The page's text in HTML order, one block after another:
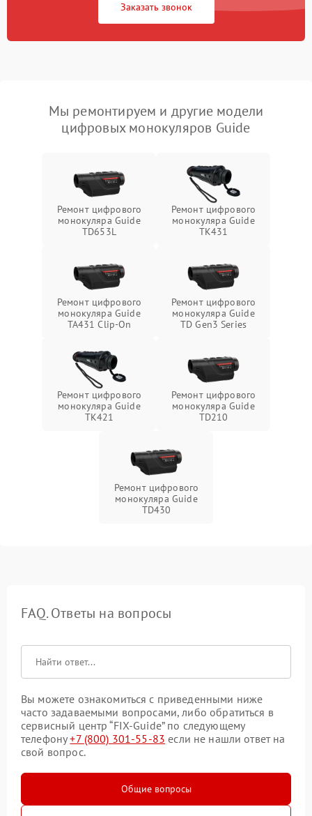
Заказать звонок
Мы ремонтируем и другие модели
цифровых монокуляров Guide
Ремонт цифрового
монокуляра Guide
TD653L
Ремонт цифрового
монокуляра Guide
TK431
Ремонт цифрового
монокуляра Guide
TA431 Clip-On
Ремонт цифрового
монокуляра Guide
TD Gen3 Series
Ремонт цифрового
монокуляра Guide
TK421
Ремонт цифрового
монокуляра Guide
TD210
Ремонт цифрового
монокуляра Guide
TD430
FAQ. Ответы на вопросы
Вы можете ознакомиться с приведенными ниже
часто задаваемыми вопросами, либо обратиться в
сервисный центр “FIX-Guide” по следующему
телефону+7 (800) 301-55-83 если не нашли ответ на
свой вопрос.
Общие вопросы